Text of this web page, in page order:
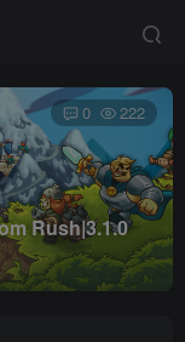
Rush|3.1.0
0 222